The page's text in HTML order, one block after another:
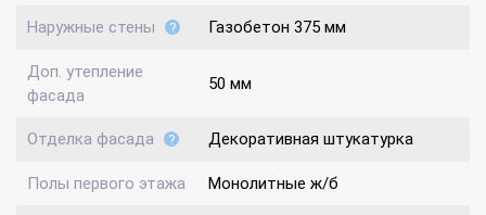
Наружные стены Газобетон 375 мм
Доп. утепление
фасада
50 мм
Отделка фасада Декоративная штукатурка
Полы первого этажа Монолитные ж/б